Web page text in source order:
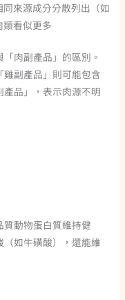
來源成分分散列出（如
類看似更多
肉副產品」的區別。
副產品」則可能包含
品」，表示肉源不明
動物蛋白質維持健
如牛磺酸），還能維